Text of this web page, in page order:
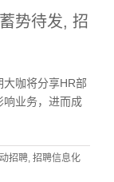
势待发, 招
咖将分享HR部
响业务，进而成
招聘, 招聘信息化